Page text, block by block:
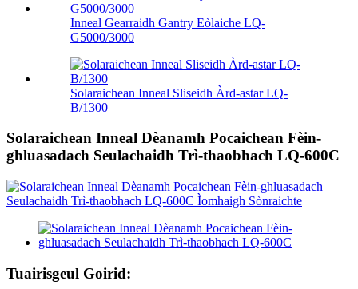
Inneal Gearraidh Gantry Eòlaiche LQ-
G5000/3000
Solaraichean Inneal Sliseidh Àrd-astar LQ-
B/1300
Solaraichean Inneal Dèanamh Pocaichean Fèin-
ghluasadach Seulachaidh Trì-thaobhach LQ-600C
Tuairisgeul Goirid: